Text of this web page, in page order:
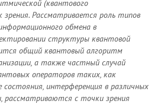
(квантового
Рассматривается роль типов
обмена в
структуры квантовой
общий квантовый алгоритм
а также частный случай
операторов таких, как
состояния, интерференция в различных
рассматриваются с точки зрения